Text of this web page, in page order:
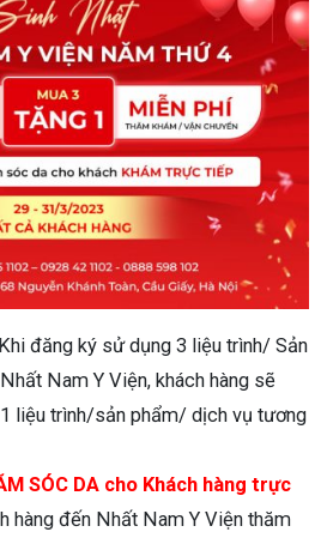
Khi đăng ký sử dụng 3 liệu trình/ Sản
Nam Y Viện, khách hàng sẽ
liệu trình/sản phẩm/ dịch vụ tương
SÓC DA cho Khách hàng trực
hàng đến Nhất Nam Y Viện thăm